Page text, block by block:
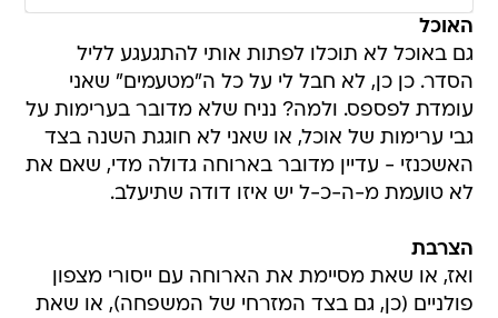
האוכל
גם באוכל לא תוכלו לפתות אותי להתגעגע לליל
הסדר. כן כן, לא חבל לי על כל ה"מטעמים" שאני
עומדת לפספס. ולמה? נניח שלא מדובר בערימות על
גבי ערימות של אוכל, או שאני לא חוגגת השנה בצד
האשכנזי - עדיין מדובר בארוחה גדולה מדי, שאם את
לא טועמת מ-ה-כ-ל יש איזו דודה שתיעלב.
הצרבת
ואז, או שאת מסיימת את הארוחה עם ייסורי מצפון
פולניים (כן, גם בצד המזרחי של המשפחה), או שאת